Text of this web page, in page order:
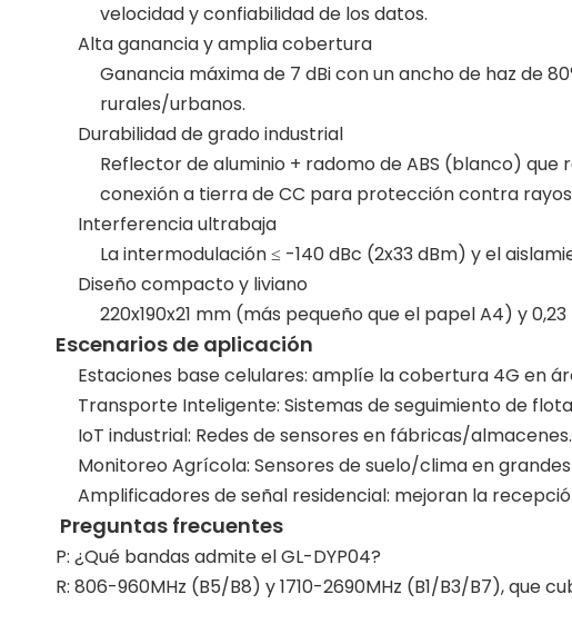
velocidad y confiabilidad de los datos.
Alta ganancia y amplia cobertura
Ganancia máxima de 7 dBi con un ancho de haz de
rurales/urbanos.
Durabilidad de grado industrial
Reflector de aluminio + radomo de ABS (blanco)
conexión a tierra de CC para protección contra
Interferencia ultrabaja
La intermodulación ≤ -140 dBc (2x33 dBm) y el
Diseño compacto y liviano
220x190x21 mm (más pequeño que el papel A4) y
Escenarios de aplicación
Estaciones base celulares: amplíe la cobertura 4G en
Transporte Inteligente: Sistemas de seguimiento de
IoT industrial: Redes de sensores en fábricas/almacenes.
Monitoreo Agrícola: Sensores de suelo/clima en
Amplificadores de señal residencial: mejoran la
Preguntas frecuentes
P: ¿Qué bandas admite el GL-DYP04?
R: 806-960MHz (B5/B8) y 1710-2690MHz (B1/B3/B7), que